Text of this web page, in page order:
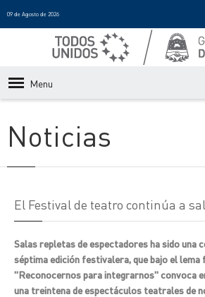
09 de Agosto de 2026
Menu
Noticias
El Festival de teatro continúa a
Salas repletas de espectadores ha sido una
séptima edición festivalera, que bajo el lema
"Reconocernos para integrarnos" convoca
una treintena de espectáculos teatrales de